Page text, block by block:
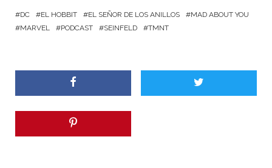
DC EL HOBBIT EL SEÑOR DE LOS ANILLOS
MAD ABOUT YOU
MARVEL
PODCAST SEINFELD TMNT